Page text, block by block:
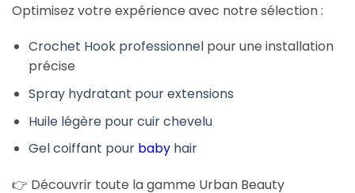
Optimisez votre expérience avec notre sélection :
Crochet Hook professionnelpour une installation
précise
Spray hydratant pour extensions
Huile légère pour cuir chevelu
Gel coiffant pour babyhair
👉 Découvrir toute la gamme Urban Beauty